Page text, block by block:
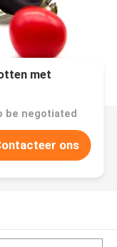
met
be negotiated
ons